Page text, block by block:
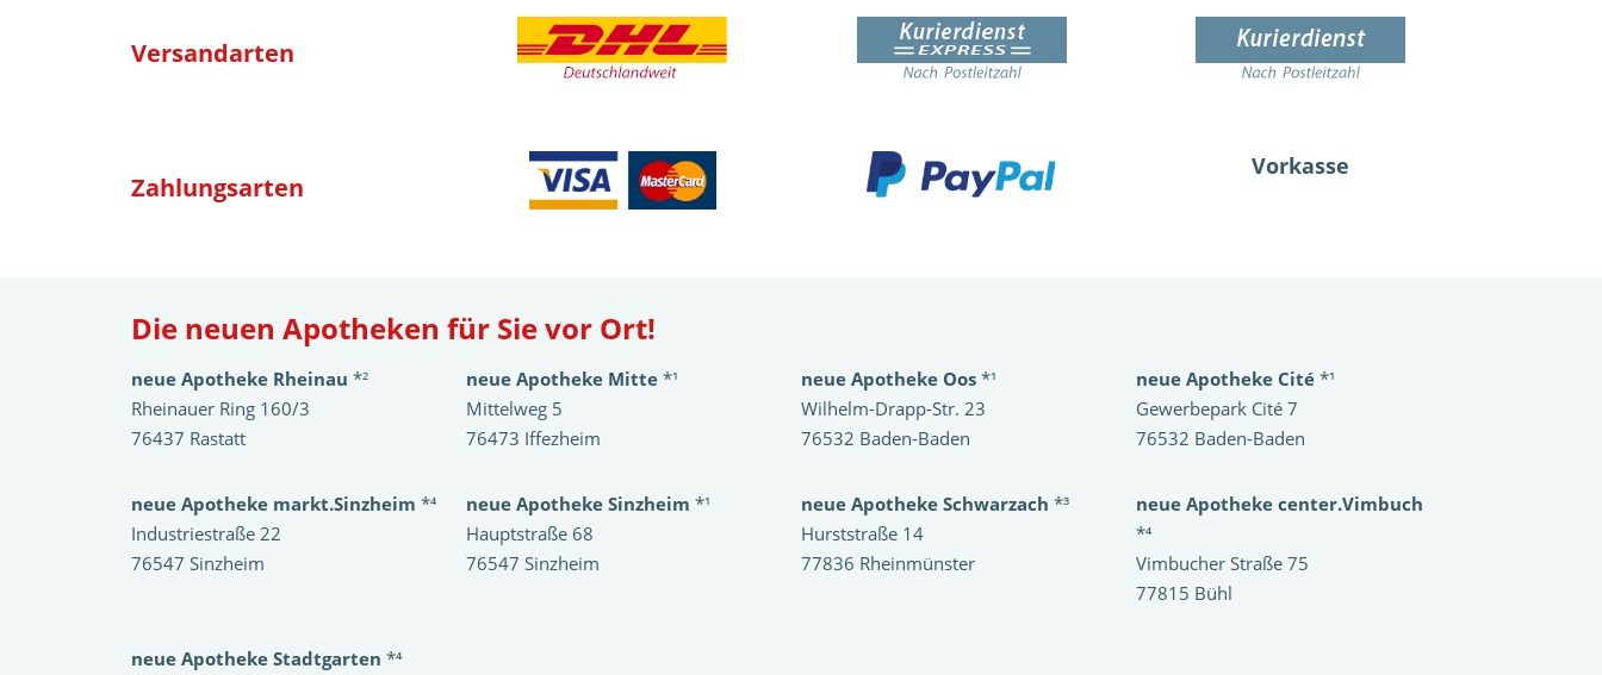
Versandarten
Zahlungsarten
Vorkasse
Die neuen Apotheken für Sie vor Ort!
neue Apotheke Rheinau *²
Rheinauer Ring 160/3
76437 Rastatt
neue Apotheke Mitte*¹
Mittelweg 5
76473 Iffezheim
neue Apotheke Oos*¹
Wilhelm-Drapp-Str. 23
76532 Baden-Baden
neue Apotheke Cité *¹
Gewerbepark Cité 7
76532 Baden-Baden
neue Apotheke markt.Sinzheim *⁴
Industriestraße 22
76547 Sinzheim
neue Apotheke Sinzheim *¹
Hauptstraße 68
76547 Sinzheim
neue Apotheke Schwarzach *³
Hurststraße 14
77836 Rheinmünster
neue Apotheke center.Vimbuch
*⁴
Vimbucher Straße 75
77815 Bühl
neue Apotheke Stadtgarten *⁴